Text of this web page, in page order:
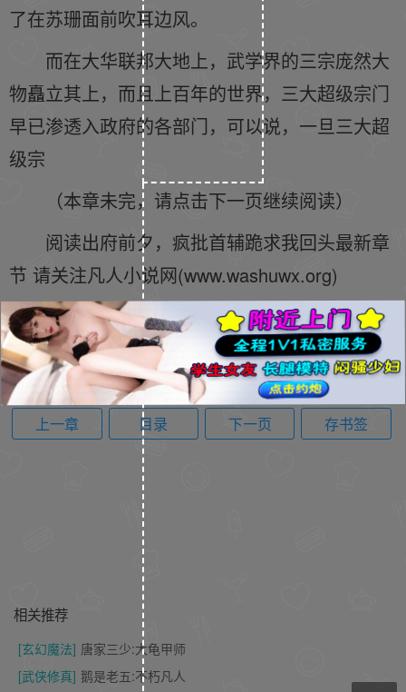
了在苏珊面前吹耳边风。
而在大华联邦大地上，武学界的三宗庞然大
物矗立其上，而且上百年的世界，三大超级宗门
早已渗透入政府的各部门，可以说，一旦三大超
级宗
（本章未完，请点击下一页继续阅读）
阅读出府前夕，疯批首辅跪求我回头最新章
节 请关注凡人小说网(www.washuwx.org)
上一章 目录 下一页 存书签
相关推荐
[玄幻魔法] 唐家三少:大龟甲师
[武侠修真] 鹅是老五:不朽凡人